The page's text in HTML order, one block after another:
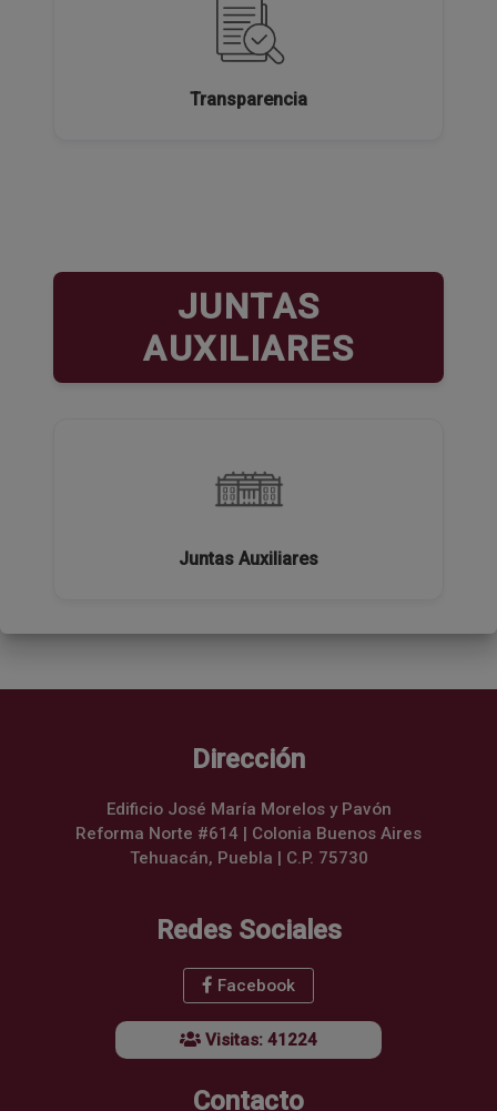
Transparencia
JUNTAS
AUXILIARES
Juntas Auxiliares
Dirección
Edificio José María Morelos y Pavón
Reforma Norte #614 | Colonia Buenos Aires
Tehuacán, Puebla | C.P. 75730
Redes Sociales
Facebook
Visitas: 41224
Contacto